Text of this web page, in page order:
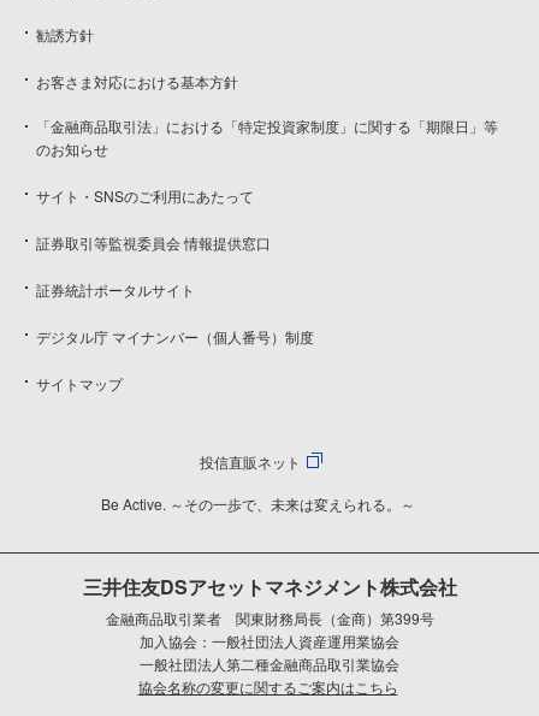
勧誘方針
お客さま対応における基本方針
「金融商品取引法」における「特定投資家制度」に関する「期限日」等
のお知らせ
サイト・SNSのご利用にあたって
証券取引等監視委員会 情報提供窓口
証券統計ポータルサイト
デジタル庁 マイナンバー（個人番号）制度
サイトマップ
投信直販ネット
Be Active. ～その一歩で、未来は変えられる。～
三井住友DSアセットマネジメント株式会社
金融商品取引業者 関東財務局長（金商）第399号
加入協会：一般社団法人資産運用業協会
一般社団法人第二種金融商品取引業協会
協会名称の変更に関するご案内はこちら